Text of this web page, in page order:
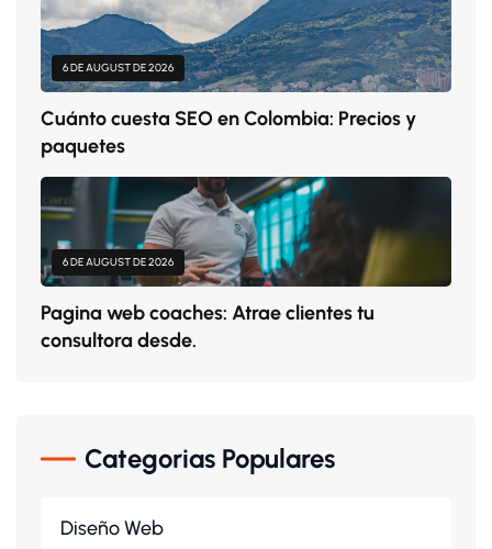
6 DE AUGUST DE 2026
Cuánto cuesta SEO en Colombia: Precios y
paquetes
6 DE AUGUST DE 2026
Pagina web coaches: Atrae clientes tu
consultora desde.
Categorias Populares
Diseño Web